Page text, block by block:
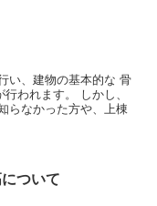
い、建物の基本的な 骨
われます。 しかし、
らなかった方や、上棟
ついて